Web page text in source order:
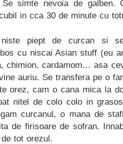
Se simte nevoia de galben.
in cca 30 de minute cu
piept de curcan si
cu niscai Asian stuff (eu
chimion, cardamom… asa
auriu. Se transfera pe o
orez, cam o cana mica la
nitel de colo colo in
curcanul, o mana de
de firisoare de sofran.
tot orezul.